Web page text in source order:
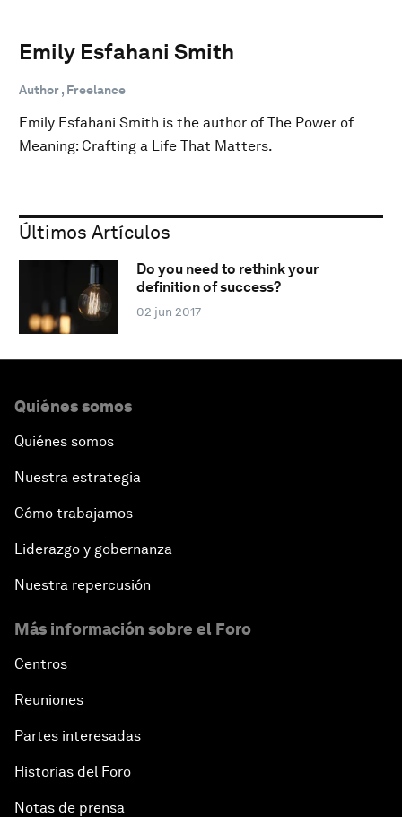
Emily Esfahani Smith
Author , Freelance
Emily Esfahani Smith is the author of The Power of
Meaning: Crafting a Life That Matters.
Últimos Artículos
Do you need to rethink your
definition of success?
02 jun 2017
Quiénes somos
Quiénes somos
Nuestra estrategia
Cómo trabajamos
Liderazgo y gobernanza
Nuestra repercusión
Más información sobre el Foro
Centros
Reuniones
Partes interesadas
Historias del Foro
Notas de prensa